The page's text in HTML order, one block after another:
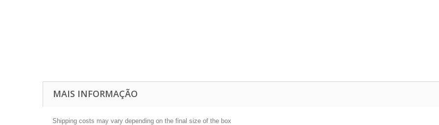
MAIS INFORMAÇÃO
Shipping costs may vary depending on the final size of the box